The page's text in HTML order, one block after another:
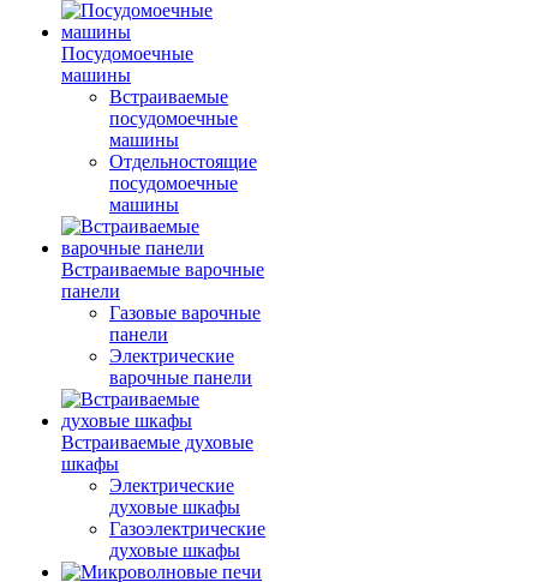
Посудомоечные
машины
Встраиваемые
посудомоечные
машины
Отдельностоящие
посудомоечные
машины
Встраиваемые варочные
панели
Газовые варочные
панели
Электрические
варочные панели
Встраиваемые духовые
шкафы
Электрические
духовые шкафы
Газоэлектрические
духовые шкафы